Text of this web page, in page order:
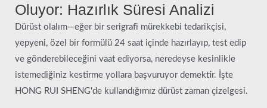
Oluyor: Hazırlık Süresi Analizi
Dürüst olalım—eğer bir serigrafi mürekkebi tedarikçisi,
yepyeni, özel bir formülü 24 saat içinde hazırlayıp, test edip
ve gönderebileceğini vaat ediyorsa, neredeyse kesinlikle
istemediğiniz kestirme yollara başvuruyor demektir. İşte
HONG RUI SHENG'de kullandığımız dürüst zaman çizelgesi.